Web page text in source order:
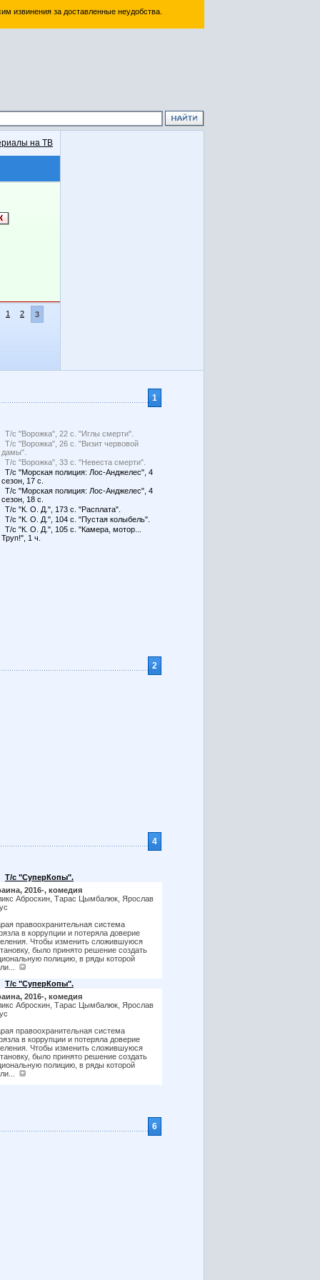
извинения за доставленные неудобства.
на ТВ
1 2 3
1
Т/с "Ворожка", 22 с. "Иглы смерти".
Т/с "Ворожка", 26 с. "Визит червовой
дамы".
Т/с "Ворожка", 33 с. "Невеста смерти".
Т/с "Морская полиция: Лос-Анджелес", 4
сезон, 17 с.
Т/с "Морская полиция: Лос-Анджелес", 4
сезон, 18 с.
Т/с "К. О. Д.", 173 с. "Расплата".
Т/с "К. О. Д.", 104 с. "Пустая колыбель".
Т/с "К. О. Д.", 105 с. "Камера, мотор...
Труп!", 1 ч.
2
4
Т/с "СуперКопы".
2016-, комедия
Аброскин, Тарас Цымбалюк, Ярослав
правоохранительная система
в коррупции и потеряла доверие
Чтобы изменить сложившуюся
было принято решение создать
полицию, в ряды которой
Т/с "СуперКопы".
2016-, комедия
Аброскин, Тарас Цымбалюк, Ярослав
правоохранительная система
в коррупции и потеряла доверие
Чтобы изменить сложившуюся
было принято решение создать
полицию, в ряды которой
6